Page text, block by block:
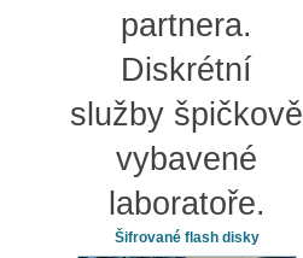
partnera.
Diskrétní
služby špičkově
vybavené
laboratoře.
Šifrované flash disky